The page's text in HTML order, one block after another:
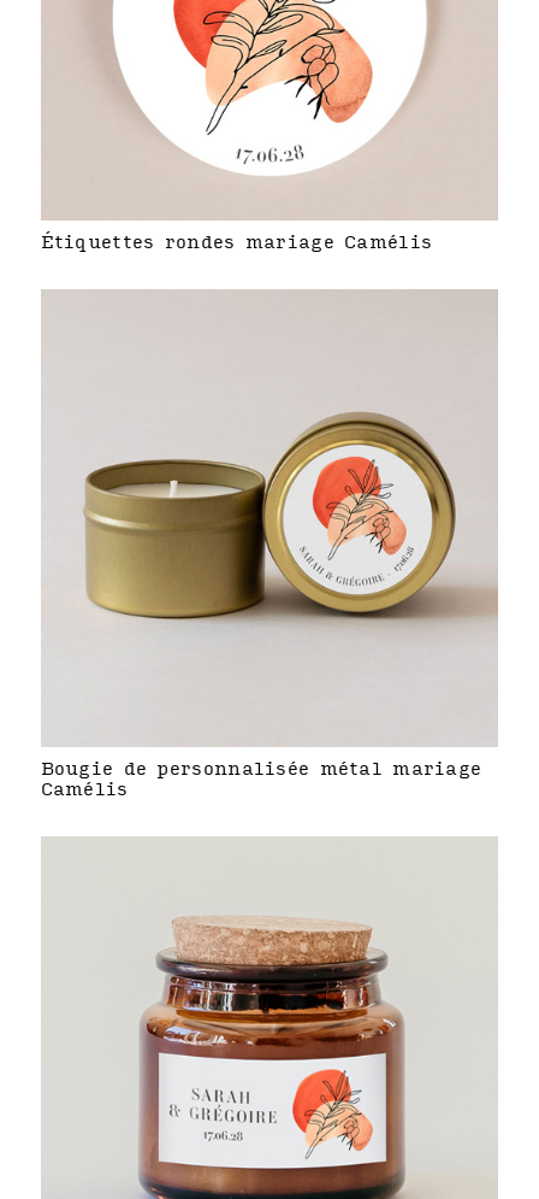
Étiquettes rondes mariage Camélis
Bougie de personnalisée métal mariage
Camélis